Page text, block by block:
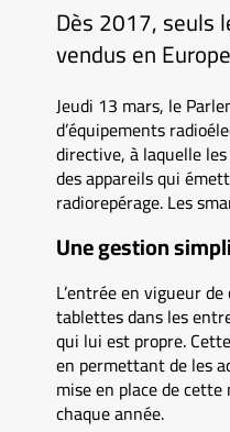
Dès 2017, seuls
vendus en
Jeudi 13 mars, le
d’équipements
directive, à laquelle
des appareils qui
radiorepérage. Les
Une gestion
L’entrée en vigueur
tablettes dans les
qui lui est propre.
en permettant de les
mise en place de
chaque année.